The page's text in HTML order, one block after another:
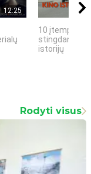
12:25
10 įtemptų,
stingdančių
istorijų
Rodyti visus